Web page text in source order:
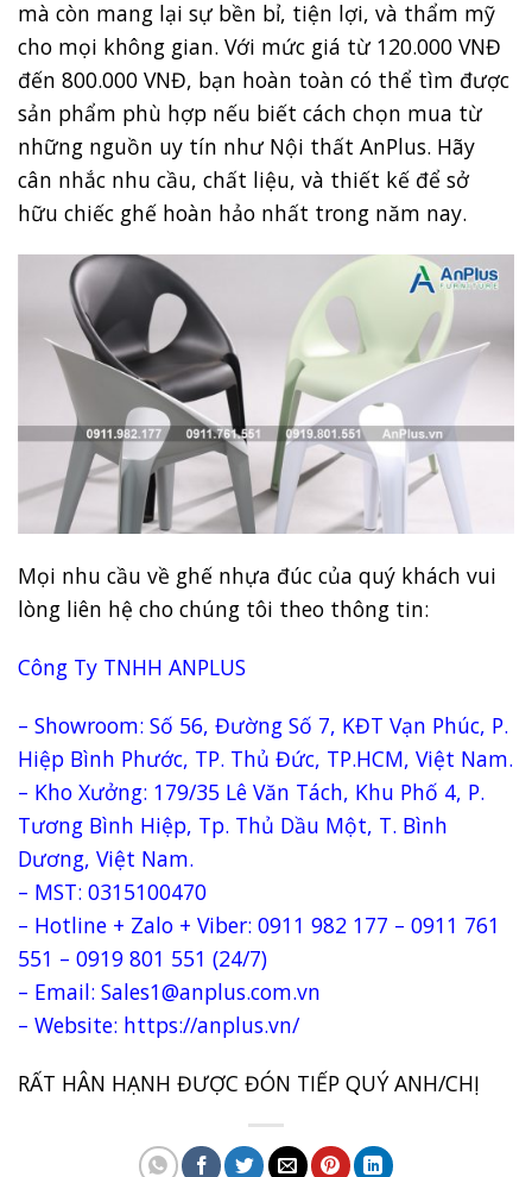
mà còn mang lại sự bền bỉ, tiện lợi, và thẩm mỹ
cho mọi không gian. Với mức giá từ 120.000 VNĐ
đến 800.000 VNĐ, bạn hoàn toàn có thể tìm được
sản phẩm phù hợp nếu biết cách chọn mua từ
những nguồn uy tín như Nội thất AnPlus. Hãy
cân nhắc nhu cầu, chất liệu, và thiết kế để sở
hữu chiếc ghế hoàn hảo nhất trong năm nay.
Mọi nhu cầu về ghế nhựa đúc của quý khách vui
lòng liên hệ cho chúng tôi theo thông tin:
Công Ty TNHH ANPLUS
– Showroom: Số 56, Đường Số 7, KĐT Vạn Phúc, P.
Hiệp Bình Phước, TP. Thủ Đức, TP.HCM, Việt Nam.
– Kho Xưởng: 179/35 Lê Văn Tách, Khu Phố 4, P.
Tương Bình Hiệp, Tp. Thủ Dầu Một, T. Bình
Dương, Việt Nam.
– MST: 0315100470
– Hotline + Zalo + Viber: 0911 982 177 – 0911 761
551 – 0919 801 551 (24/7)
– Email: Sales1@anplus.com.vn
– Website: https://anplus.vn/
RẤT HÂN HẠNH ĐƯỢC ĐÓN TIẾP QUÝ ANH/CHỊ